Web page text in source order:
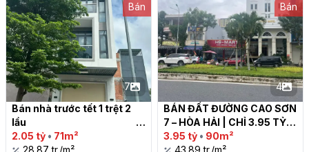
Bán
7
Bán nhà trước tết 1 trệt 2
lầu
Mặt tiền kinh doanh đường
DT 743  p.An Phú,
2.05 tỷ • 71m²
28.87 tr./m²
Bán
4
BÁN ĐẤT ĐƯỜNG CAO SƠN
7 – HÒA HẢI | CHỈ 3.95 TỶ
3.95 tỷ • 90m²
43.89 tr./m²